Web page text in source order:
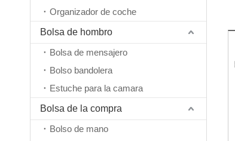
Organizador de coche
Bolsa de hombro
Bolsa de mensajero
Bolso bandolera
Estuche para la camara
Bolsa de la compra
Bolso de mano